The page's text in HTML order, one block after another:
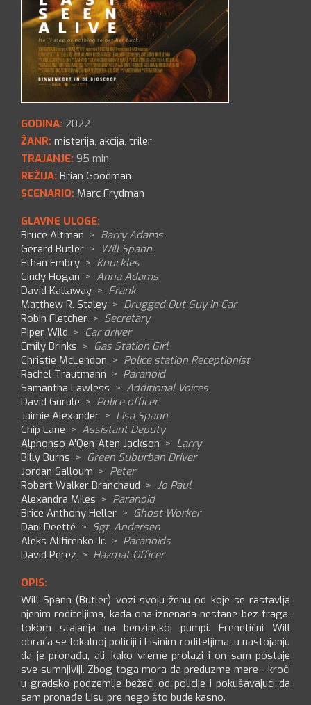
GODINA: 2022
ŽANR: misterija, akcija, triler
TRAJANJE: 95 min
REŽIJA: Brian Goodman
SCENARIO: Marc Frydman
GLAVNE ULOGE:
Bruce Altman > Barry Adams
Gerard Butler > Will Spann
Ethan Embry > Knuckles
Cindy Hogan > Anna Adams
David Kallaway > Frank
Matthew R. Staley > Drugged Out Guy in Car
Robin Fletcher > Secretary
Piper Wild > Car driver
Emily Brinks > Gas Station Girl
Christie McLendon > Police station Receptionist
Rachel Trautmann > Paranoid
Samantha Lawless > Additional Voices
David Gurule > Police officer
Jaimie Alexander > Lisa Spann
Chip Lane > Assistant Deputy
Alphonso A'Qen-Aten Jackson > Larry
Billy Burns > Green Suburban Driver
Jordan Salloum > Peter
Robert Walker Branchaud > Jo Paul
Alexandra Miles > Paranoid
Brice Anthony Heller > Ghost Worker
Dani Deetté > Sgt. Andersen
Aleks Alifirenko Jr. > Paranoids
David Perez > Hazmat Officer
OPIS:
Will Spann (Butler) vozi svoju ženu od koje se rastavlja
njenim roditeljima, kada ona iznenada nestane bez traga,
tokom stajanja na benzinskoj pumpi. Frenetični Will
obraća se lokalnoj policiji i Lisinim roditeljima, u nastojanju
da je pronađu, ali, kako vreme prolazi i on sam postaje
sve sumnjiviji. Zbog toga mora da preduzme mere - kroči
u gradsko podzemlje bežeći od policije i pokušavajući da
sam pronađe Lisu pre nego što bude kasno.